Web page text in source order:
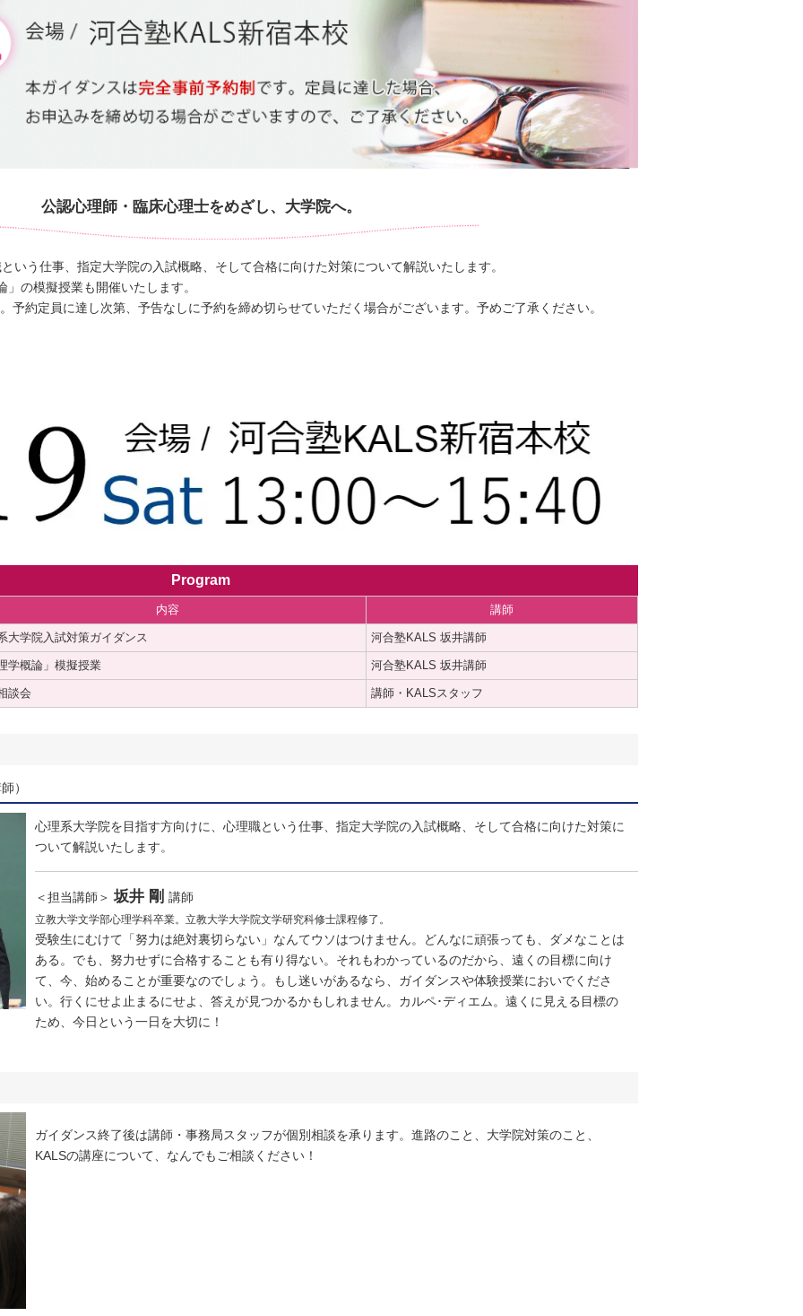
公認心理師・臨床心理士をめざし、大学院へ。
いう仕事、指定大学院の入試概略、そして合格に向けた対策について解説いたします。
の模擬授業も開催いたします。
予約定員に達し次第、予告なしに予約を締め切らせていただく場合がございます。予めご了承ください。
Program
内容 講師
大学院入試対策ガイダンス 河合塾KALS 坂井講師
学概論」模擬授業 河合塾KALS 坂井講師
談会 講師 ・KALSスタッフ
）
心理系大学院を目指す方向けに、心理職という仕事、指定大学院の入試概略、そして合格に向けた対策に
ついて解説いたします。
＜担当講師＞ 坂井 剛 講師
立教大学文学部心理学科卒業。立教大学大学院文学研究科修士課程修了。
受験生にむけて「努力は絶対裏切らない」なんてウソはつけません。どんなに頑張っても、ダメなことは
ある。でも、努力せずに合格することも有り得ない。それもわかっているのだから、遠くの目標に向け
て、今、始めることが重要なのでしょう。もし迷いがあるなら、ガイダンスや体験授業においでくださ
い。行くにせよ止まるにせよ、答えが見つかるかもしれません。カルペ･ディエム。遠くに見える目標の
ため、今日という一日を大切に！
ガイダンス終了後は講師・事務局スタッフが個別相談を承ります。進路のこと、大学院対策のこと、
KALSの講座について、なんでもご相談ください！